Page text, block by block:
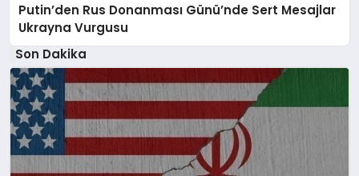
Putin’den Rus Donanması Günü’nde Sert Mesajlar
Ukrayna Vurgusu
Son Dakika